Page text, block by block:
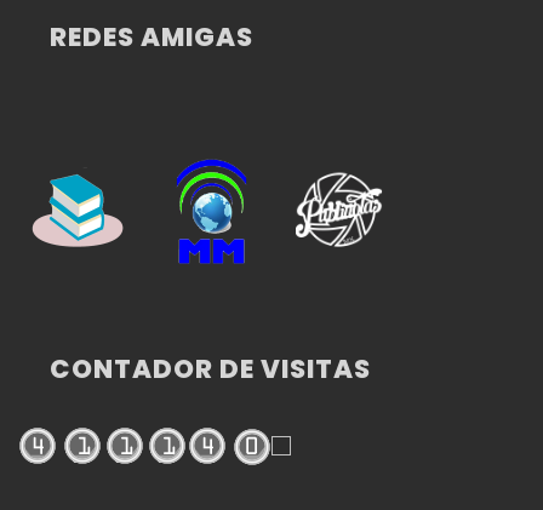
REDES AMIGAS
CONTADOR DE VISITAS